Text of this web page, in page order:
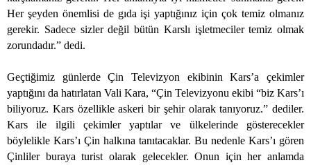
Her şeyden önemlisi de gıda işi yaptığınız için çok temiz olmanız
gerekir. Sadece sizler değil bütün Karslı işletmeciler temiz olmak
zorundadır.” dedi.
Geçtiğimiz günlerde Çin Televizyon ekibinin Kars’a çekimler
yaptığını da hatırlatan Vali Kara, “Çin Televizyonu ekibi “biz Kars’ı
biliyoruz. Kars özellikle askeri bir şehir olarak tanıyoruz.” dediler.
Kars ile ilgili çekimler yaptılar ve ülkelerinde gösterecekler
böylelikle Kars’ı Çin halkına tanıtacaklar. Bu nedenle Kars’ı gören
Çinliler buraya turist olarak gelecekler. Onun için her anlamda